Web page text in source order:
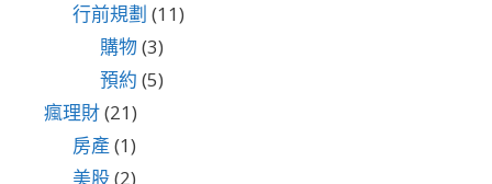
行前規劃 (11)
購物(3)
預約 (5)
瘋理財(21)
房產 (1)
美股(2)